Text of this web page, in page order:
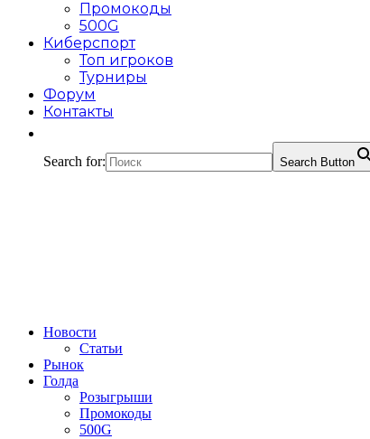
Промокоды
500G
Киберспорт
Топ игроков
Турниры
Форум
Контакты
Search for: Search Button
Новости
Статьи
Рынок
Голда
Розыгрыши
Промокоды
500G